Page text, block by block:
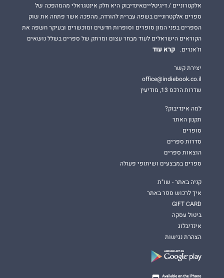
אלקטרוניים / דיגיטלייםאינדיבוק היא חלק אינטגראלי מהמהפכה של
ספרים אלקטרוניים בשפה עברית להורדה, מהפכה אשר פתחה את שוק
הספרים בפני המון סופרים וסופרות חדשים ומוכשרים ובעיקר חשפה את
הקוראים הישראלים לעוד מבחר עצום ומרתק של ספרים בשלל נושאים
וז'אנרים.
קרא עוד
יצירת קשר
office@indiebook.co.il
שדרות הרכס 13, מודיעין
למה אינדיבוק?
תקנון האתר
סופרים
סדרות ספרים
הוצאות ספרים
ספרים במבצעים ושיתופי פעולה
קניה באתר - שו"ת
איך לרכוש ספר באתר
GIFT CARD
ביטול עסקה
אינדיבלוג
הצהרת נגישות